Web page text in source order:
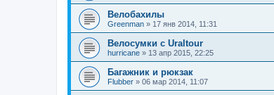
Велобахилы
Greenman » 17 янв 2014, 11:31
Велосумки с Uraltour
hurricane » 13 апр 2015, 22:25
Багажник и рюкзак
Flubber » 06 мар 2014, 11:07